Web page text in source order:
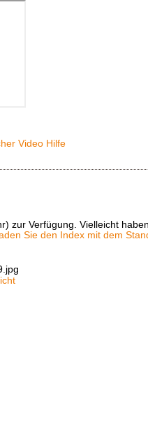
Video Hilfe
zur Verfügung. Vielleicht
Sie den Index mit dem